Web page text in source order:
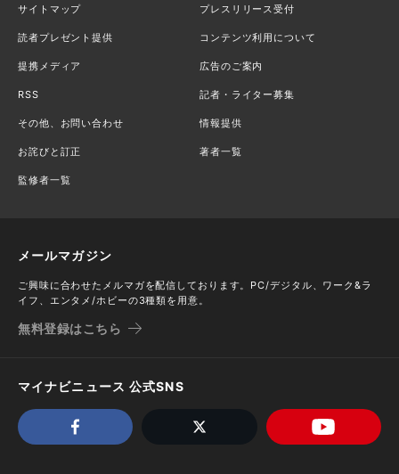
サイトマップ プレスリリース受付
読者プレゼント提供 コンテンツ利用について
提携メディア 広告のご案内
RSS 記者・ライター募集
その他、お問い合わせ 情報提供
お詫びと訂正 著者一覧
監修者一覧
メールマガジン
ご興味に合わせたメルマガを配信しております。PC/デジタル、ワーク&ラ
イフ、エンタメ/ホビーの3種類を用意。
無料登録はこちら
マイナビニュース 公式SNS